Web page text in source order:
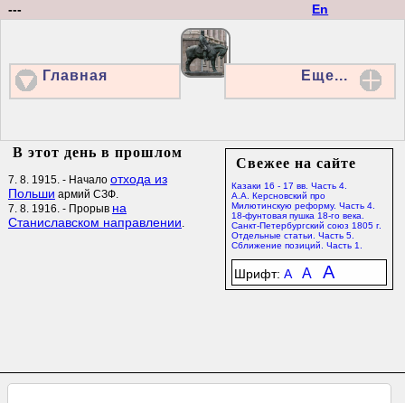
En
---
Главная Еще...
Свежее на сайте
Казаки 16 - 17 вв. Часть 4.
А.А. Керсновский про
Милютинскую реформу. Часть 4.
18-фунтовая пушка 18-го века.
Санкт-Петербургский союз 1805 г.
Отдельные статьи. Часть 5.
Сближение позиций. Часть 1.
Шрифт: A A A
В этот день в прошлом
7. 8. 1915. - Начало отхода из
Польши армий СЗФ.
7. 8. 1916. - Прорыв на
Станиславском направлении.